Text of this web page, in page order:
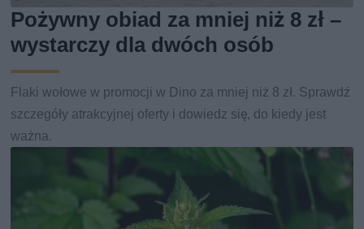
Pożywny obiad za mniej niż 8 zł –
wystarczy dla dwóch osób
Flaki wołowe w promocji w Dino za mniej niż 8 zł. Sprawdź
szczegóły atrakcyjnej oferty i dowiedz się, do kiedy jest
ważna.